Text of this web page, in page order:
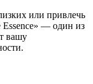
или привлечь
— один из
вашу